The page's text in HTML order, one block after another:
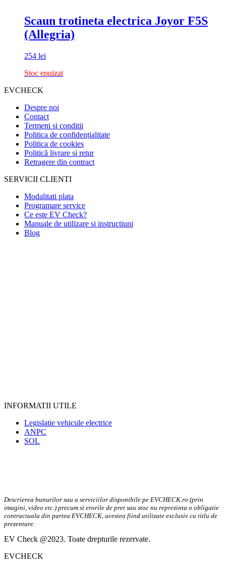
Scaun trotineta electrica Joyor F5S
(Allegria)
254 lei
Stoc epuizat
EVCHECK
Despre noi
Contact
Termeni si conditii
Politica de confidențialitate
Politica de cookies
Politică livrare si retur
Retragere din contract
SERVICII CLIENTI
Modalitati plata
Programare service
Ce este EV Check?
Manuale de utilizare si instructiuni
Blog
INFORMATII UTILE
Legislatie vehicule electrice
ANPC
SOL
Descrierea bunurilor sau a serviciilor disponibile pe EVCHECK.ro (prin
imagini, video etc.) precum si erorile de pret sau stoc nu reprezinta o obligatie
contractuala din partea EVCHECK, acestea fiind utilizate exclusiv cu titlu de
prezentare.
EV Check @2023. Toate drepturile rezervate.
EVCHECK